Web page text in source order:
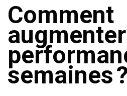
Comment
semaines ?